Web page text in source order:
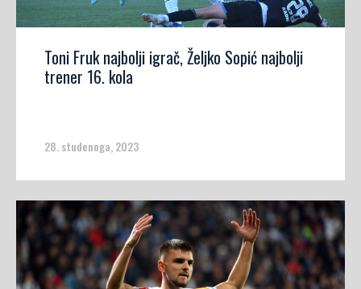
Toni Fruk najbolji igrač, Željko Sopić najbolji
trener 16. kola
28. studenoga, 2023